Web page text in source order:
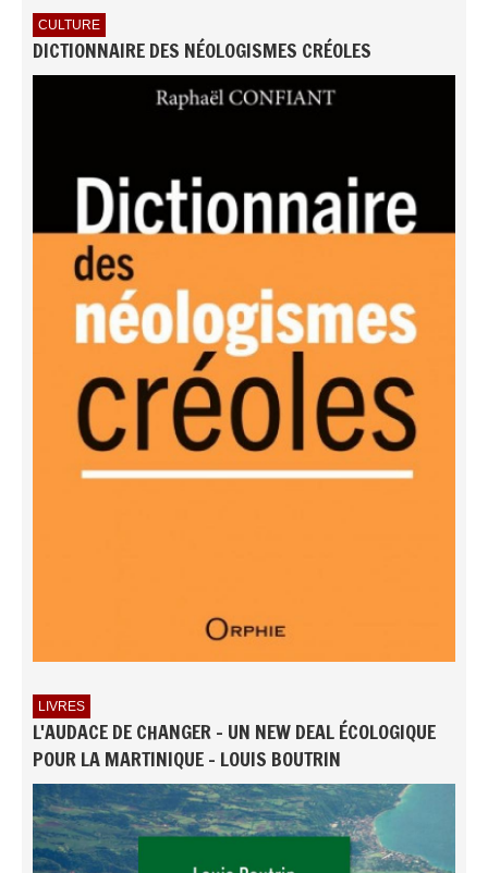
CULTURE
DICTIONNAIRE DES NÉOLOGISMES CRÉOLES
LIVRES
L'AUDACE DE CHANGER - UN NEW DEAL ÉCOLOGIQUE
POUR LA MARTINIQUE - LOUIS BOUTRIN